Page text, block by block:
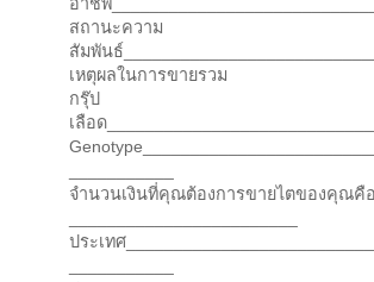
สถานะความ
สัมพันธ์
เหตุผลในการขายรวม
กรุ๊ป
เลือด
จำนวนเงินที่คุณต้องการขายไตของคุณคือ
ประเทศ